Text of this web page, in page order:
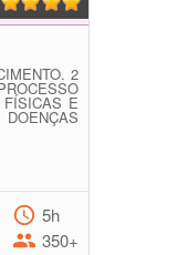
2
E
5h
350+